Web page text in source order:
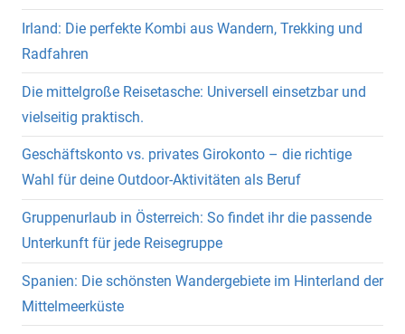
Irland: Die perfekte Kombi aus Wandern, Trekking und
Radfahren
Die mittelgroße Reisetasche: Universell einsetzbar und
vielseitig praktisch.
Geschäftskonto vs. privates Girokonto – die richtige
Wahl für deine Outdoor-Aktivitäten als Beruf
Gruppenurlaub in Österreich: So findet ihr die passende
Unterkunft für jede Reisegruppe
Spanien: Die schönsten Wandergebiete im Hinterland der
Mittelmeerküste